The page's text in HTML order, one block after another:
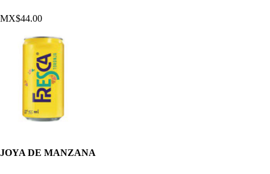
MX$44.00
JOYA DE MANZANA